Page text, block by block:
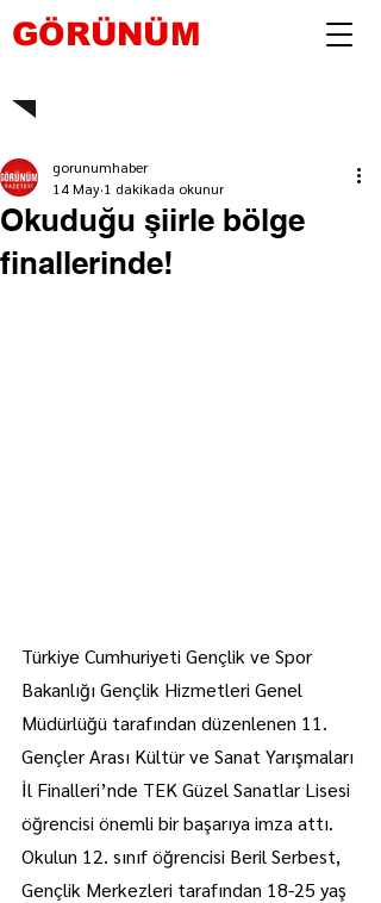
GÖRÜNÜM
Okuduğu şiirle bölge
finallerinde!
gorunumhaber
14 May 1 dakikada okunur
Türkiye Cumhuriyeti Gençlik ve Spor
Bakanlığı Gençlik Hizmetleri Genel
Müdürlüğü tarafından düzenlenen 11.
Gençler Arası Kültür ve Sanat Yarışmaları
İl Finalleri’nde TEK Güzel Sanatlar Lisesi
öğrencisi önemli bir başarıya imza attı.
Okulun 12. sınıf öğrencisi Beril Serbest,
Gençlik Merkezleri tarafından 18-25 yaş